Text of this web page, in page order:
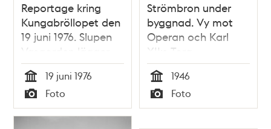
Reportage kring
Kungabröllopet den
19 juni 1976. Slupen
Vasaorden lägger
till vid
Logårdstrappan. I
bakgrunden
fritidsbåtar på
Tid
19 juni 1976
Typ
Foto
Strömbron under
byggnad. Vy mot
Operan och Karl
XII:s Torg
Tid
1946
Typ
Foto